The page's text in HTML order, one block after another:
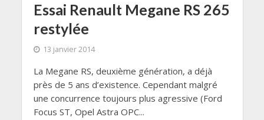
Essai Renault Megane RS 265
restylée
13 janvier 2014
La Megane RS, deuxième génération, a déjà
près de 5 ans d’existence. Cependant malgré
une concurrence toujours plus agressive (Ford
Focus ST, Opel Astra OPC...